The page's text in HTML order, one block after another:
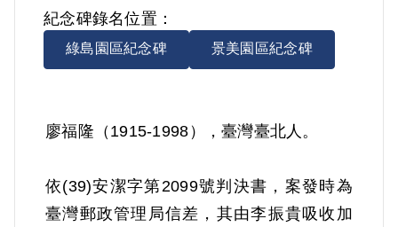
紀念碑錄名位置：
綠島園區紀念碑 景美園區紀念碑
廖福隆（1915-1998），臺灣臺北人。
依(39)安潔字第2099號判決書，案發時為
臺灣郵政管理局信差，其由李振貴吸收加